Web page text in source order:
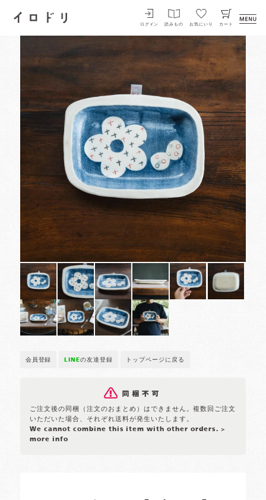
イロドリ
ログイン 読みもの お気にいり カート
会員登録 LINEの友達登録 トップページに戻る
ご注文後の同梱（注文のおまとめ）はできません。複数回ご注文
いただいた場合、それぞれ送料が発生いたします。
We cannot combine this item with other orders. >
more info